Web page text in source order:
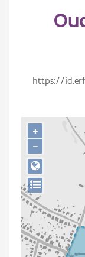
Erfgoedobject
Gebeurtenis
Persoon of collectief
Downloads
Hergebruik
Aanmelden
https://
+
−